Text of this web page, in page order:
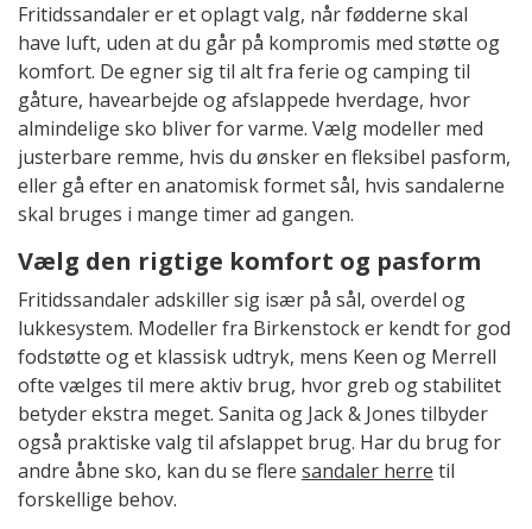
Fritidssandaler er et oplagt valg, når fødderne skal
have luft, uden at du går på kompromis med støtte og
komfort. De egner sig til alt fra ferie og camping til
gåture, havearbejde og afslappede hverdage, hvor
almindelige sko bliver for varme. Vælg modeller med
justerbare remme, hvis du ønsker en fleksibel pasform,
eller gå efter en anatomisk formet sål, hvis sandalerne
skal bruges i mange timer ad gangen.
Vælg den rigtige komfort og pasform
Fritidssandaler adskiller sig især på sål, overdel og
lukkesystem. Modeller fra Birkenstock er kendt for god
fodstøtte og et klassisk udtryk, mens Keen og Merrell
ofte vælges til mere aktiv brug, hvor greb og stabilitet
betyder ekstra meget. Sanita og Jack & Jones tilbyder
også praktiske valg til afslappet brug. Har du brug for
andre åbne sko, kan du se flere sandaler herre til
forskellige behov.